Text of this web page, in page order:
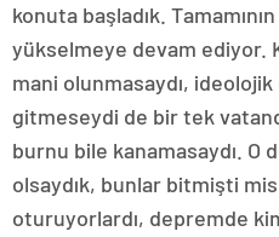
konuta başladık.
yükselmeye devam ediyor.
mani olunmasaydı,
gitmeseydi de bir tek
burnu bile kanamasaydı. O
olsaydık, bunlar bitmişti
oturuyorlardı, depremde